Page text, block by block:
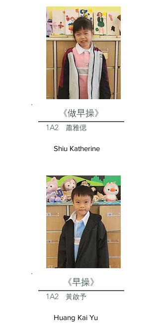
《做早操》
1A2 蕭雅偲
Shiu Katherine
《早操》
1A2 黃啟予
Huang Kai Yu